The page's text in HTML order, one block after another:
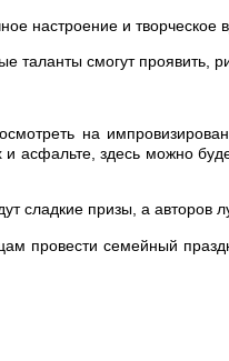
настроение и творческое
таланты смогут проявить,
на
асфальте, здесь можно
сладкие призы, а авторов
провести семейный